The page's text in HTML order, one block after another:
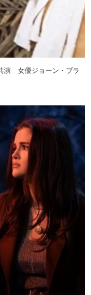
演 女優ジョーン・ブラ